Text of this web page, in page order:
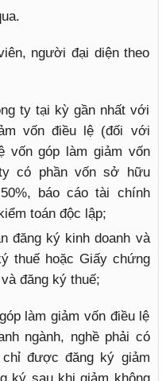
người đại diện theo
ty tại kỳ gần nhất với
vốn điều lệ (đối với
vốn góp làm giảm vốn
có phần vốn sở hữu
báo cáo tài chính
toán độc lập;
đăng ký kinh doanh và
thuế hoặc Giấy chứng
đăng ký thuế;
làm giảm vốn điều lệ
ngành, nghề phải có
chỉ được đăng ký giảm